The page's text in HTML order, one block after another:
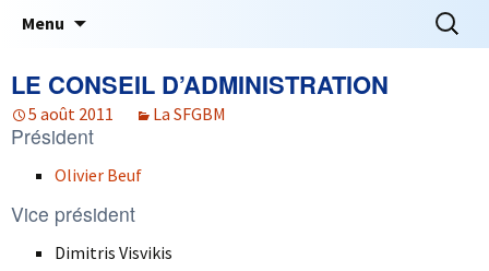
Menu
LE CONSEIL D’ADMINISTRATION
5 août 2011 La SFGBM
Président
Olivier Beuf
Vice président
Dimitris Visvikis